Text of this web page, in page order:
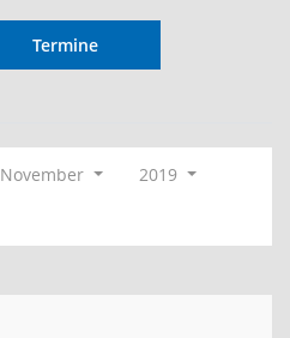
Termine
November
2019